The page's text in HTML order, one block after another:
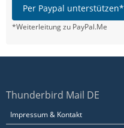
Per Paypal unterstützen*
*Weiterleitung zu PayPal.Me
Thunderbird Mail DE
Impressum & Kontakt